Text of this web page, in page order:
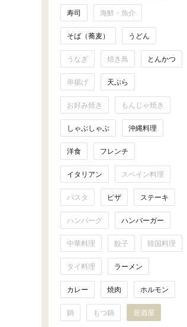
寿司 海鮮・魚介
そば（蕎麦） うどん
うなぎ 焼き鳥 とんかつ
串揚げ 天ぷら
お好み焼き もんじゃ焼き
しゃぶしゃぶ 沖縄料理
洋食 フレンチ
イタリアン スペイン料理
パスタ ピザ ステーキ
ハンバーグ ハンバーガー
中華料理 餃子 韓国料理
タイ料理 ラーメン
カレー 焼肉 ホルモン
鍋 もつ鍋 居酒屋